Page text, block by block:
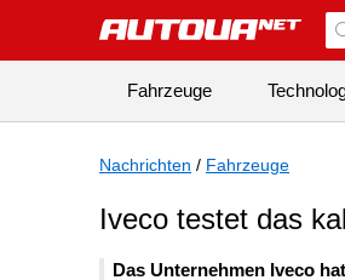
Fahrzeuge
Nachrichten / Fahrzeuge
Iveco testet das
Das Unternehmen Iveco